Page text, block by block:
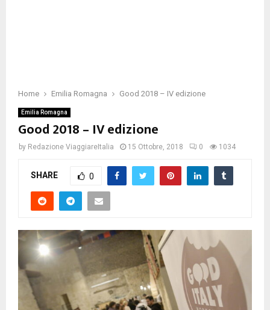
Home Emilia Romagna Good 2018 – IV edizione
Emilia Romagna
Good 2018 – IV edizione
by Redazione ViaggiareItalia 15 Ottobre, 2018 0 1034
SHARE 0